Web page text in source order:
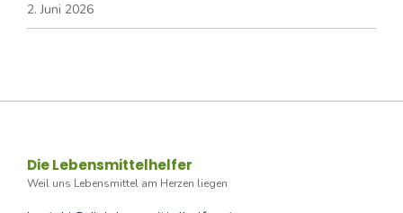
2. Juni 2026
Die Lebensmittelhelfer
Weil uns Lebensmittel am Herzen liegen